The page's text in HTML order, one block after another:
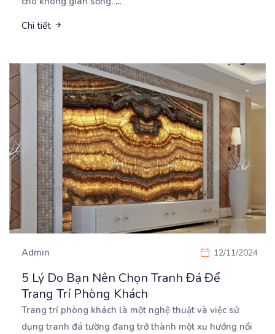
Chi tiết
Admin 12/11/2024
5 Lý Do Bạn Nên Chọn Tranh Đá Để
Trang Trí Phòng Khách
Trang trí phòng khách là một nghệ thuật và việc sử
dụng tranh đá tường đang trở thành một xu hướng nổi